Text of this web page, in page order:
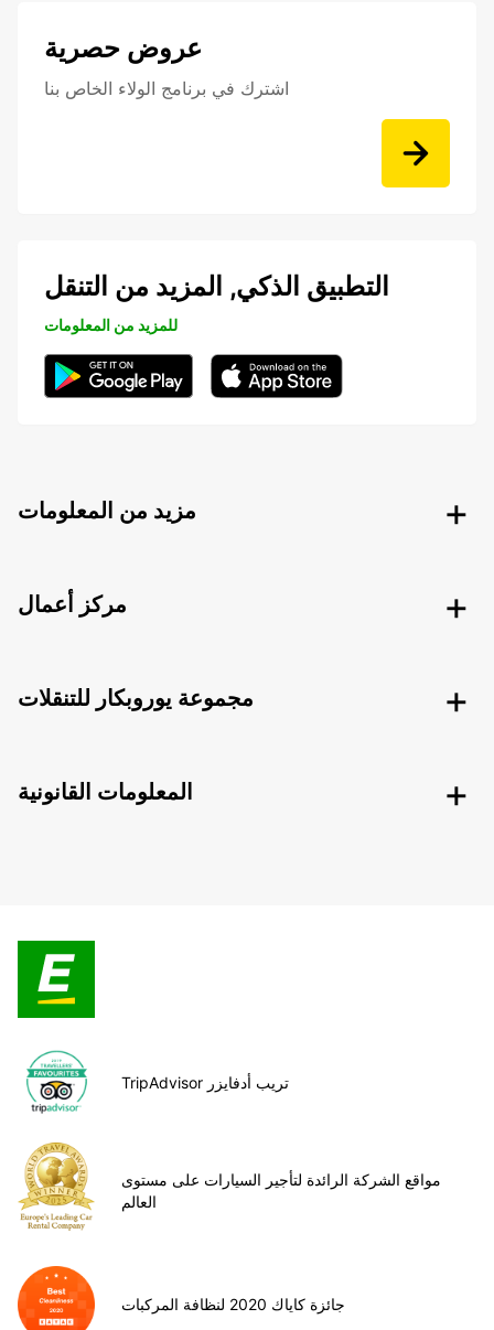
عروض حصرية
اشترك في برنامج الولاء الخاص بنا
التطبيق الذكي, المزيد من التنقل
للمزيد من المعلومات
مزيد من المعلومات
مركز أعمال
مجموعة يوروبكار للتنقلات
المعلومات القانونية
TripAdvisor تريب أدفايزر
مواقع الشركة الرائدة لتأجير السيارات على مستوى
العالم
جائزة كاياك 2020 لنظافة المركبات